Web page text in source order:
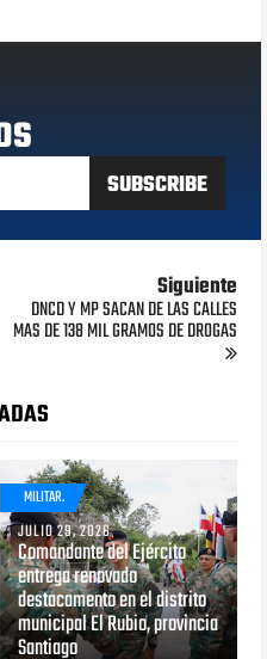
Siguiente
DNCD Y MP SACAN DE LAS CALLES
MAS DE 138 MIL GRAMOS DE DROGAS
MILITAR.
JULIO 29, 2026
Comandante del Ejército
entrega renovado
destacamento en el distrito
municipal El Rubio, provincia
Santiago